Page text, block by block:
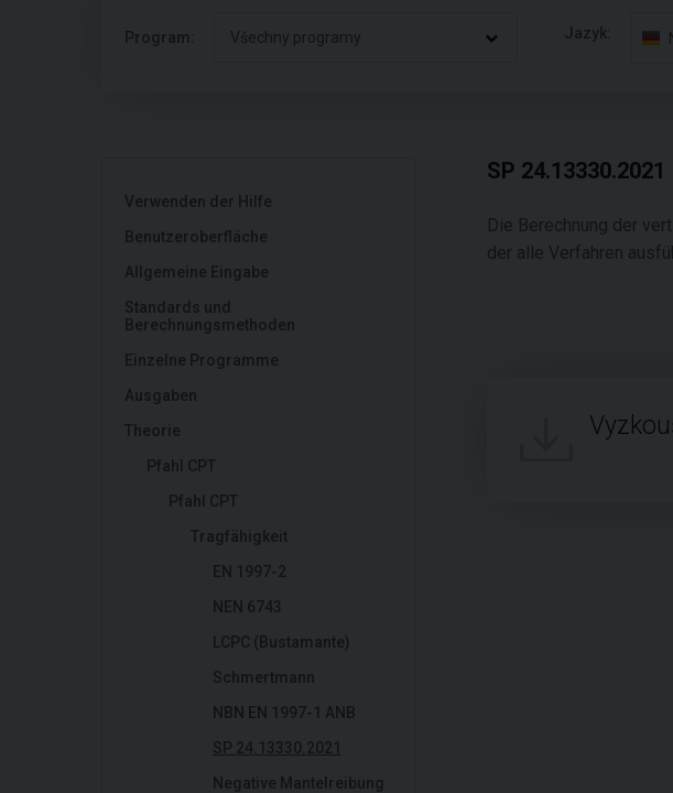
Program: Všechny programy Jazyk:
Verwenden der Hilfe
Benutzeroberfläche
Allgemeine Eingabe
Standards und
Berechnungsmethoden
Einzelne Programme
Ausgaben
Theorie
Pfahl CPT
Pfahl CPT
Tragfähigkeit
EN 1997-2
NEN 6743
LCPC (Bustamante)
Schmertmann
NBN EN 1997-1 ANB
SP 24.13330.2021
Negative Mantelreibung
SP 24.13330.2021
Die Berechnung der
der alle Verfahren